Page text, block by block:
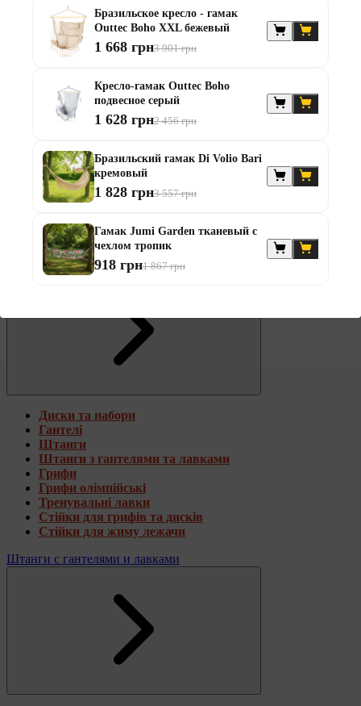
Гантелі
Штанги з гантелями
Штанги з гантелями та лавками
Тренувальні лавки
Стійки для грифів та дисків
Стійки для жиму лежачи
Штанги с прямым грифом
Жилеты утяжелители
Штанги с гантелями
Диски та набори
Гантелі
Штанги
Штанги з гантелями та лавками
Грифи
Грифи олімпійські
Тренувальні лавки
Стійки для грифів та дисків
Стійки для жиму лежачи
Штанги с гантелями и лавками
Бразильское кресло - гамак
Outtec Boho XXL бежевый
1 668 грн3 901 грн
Кресло-гамак Outtec Boho
подвесное серый
1 628 грн2 456 грн
Бразильский гамак Di Volio Bari
кремовый
1 828 грн3 557 грн
Гамак Jumi Garden тканевый с
чехлом тропик
918 грн1 867 грн